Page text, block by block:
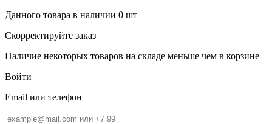
Данного товара в наличии 0 шт
Скорректируйте заказ
Наличие некоторых товаров на складе меньше чем в корзине
Войти
Email или телефон